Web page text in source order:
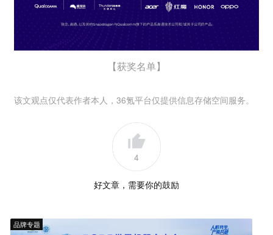
【获奖名单】
该文观点仅代表作者本人，36氪平台仅提供信息存储空间服务。
4
好文章，需要你的鼓励
品牌专题